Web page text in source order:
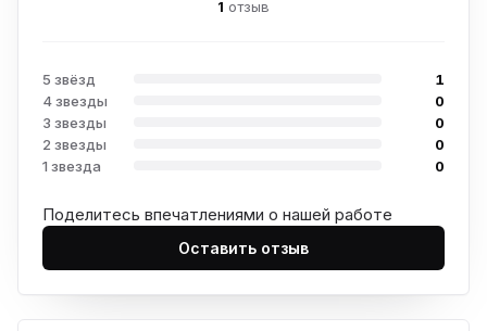
1 отзыв
5 звёзд
1
4 звезды
0
3 звезды
0
2 звезды
0
1 звезда
0
Поделитесь впечатлениями о нашей работе
Оставить отзыв